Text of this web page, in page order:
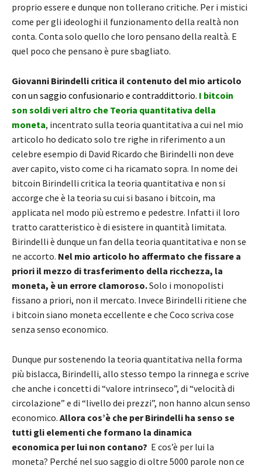
proprio essere e dunque non tollerano critiche. Per i mistici
come per gli ideologhi il funzionamento della realtà non
conta. Conta solo quello che loro pensano della realtà. E
quel poco che pensano è pure sbagliato.
Giovanni Birindelli critica il contenuto del mio articolo
con un saggio confusionario e contraddittorio. I bitcoin
son soldi veri altro che Teoria quantitativa della
moneta, incentrato sulla teoria quantitativa a cui nel mio
articolo ho dedicato solo tre righe in riferimento a un
celebre esempio di David Ricardo che Birindelli non deve
aver capito, visto come ci ha ricamato sopra. In nome dei
bitcoin Birindelli critica la teoria quantitativa e non si
accorge che è la teoria su cui si basano i bitcoin, ma
applicata nel modo più estremo e pedestre. Infatti il loro
tratto caratteristico è di esistere in quantità limitata.
Birindelli è dunque un fan della teoria quantitativa e non se
ne accorto. Nel mio articolo ho affermato che fissare a
priori il mezzo di trasferimento della ricchezza, la
moneta, è un errore clamoroso.Solo i monopolisti
fissano a priori, non il mercato. Invece Birindelli ritiene che
i bitcoin siano moneta eccellente e che Coco scriva cose
senza senso economico.
Dunque pur sostenendo la teoria quantitativa nella forma
più bislacca, Birindelli, allo stesso tempo la rinnega e scrive
che anche i concetti di “valore intrinseco”, di “velocità di
circolazione” e di “livello dei prezzi”, non hanno alcun senso
economico. Allora cos’è che per Birindelli ha senso se
tutti gli elementi che formano la dinamica
economica per lui non contano? E cos’è per lui la
moneta? Perché nel suo saggio di oltre 5000 parole non ce